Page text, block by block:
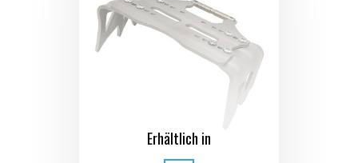
Erhältlich in